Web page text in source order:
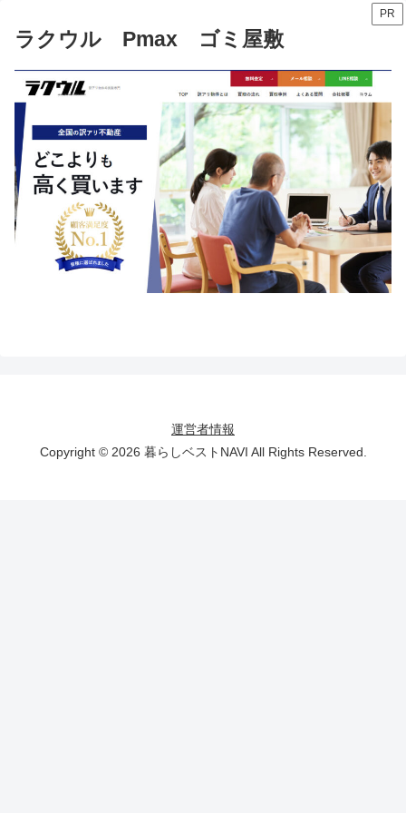
PR
ラクウル Pmax ゴミ屋敷
運営者情報
Copyright © 2026 暮らしベストNAVI All Rights Reserved.